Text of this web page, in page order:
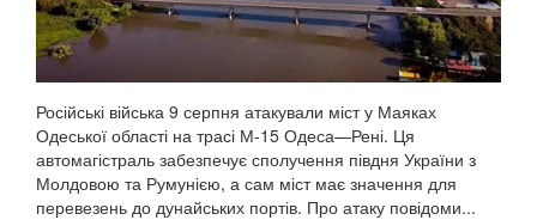
Російські війська 9 серпня атакували міст у Маяках
Одеської області на трасі М-15 Одеса—Рені. Ця
автомагістраль забезпечує сполучення півдня України з
Молдовою та Румунією, а сам міст має значення для
перевезень до дунайських портів. Про атаку повідоми...